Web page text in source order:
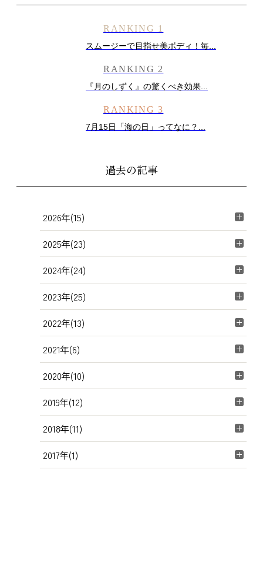
RANKING 1
スムージーで目指せ美ボディ！毎...
RANKING 2
『月のしずく』の驚くべき効果...
RANKING 3
7月15日「海の日」ってなに？...
過去の記事
2026年(15)
2025年(23)
2024年(24)
2023年(25)
2022年(13)
2021年(6)
2020年(10)
2019年(12)
2018年(11)
2017年(1)